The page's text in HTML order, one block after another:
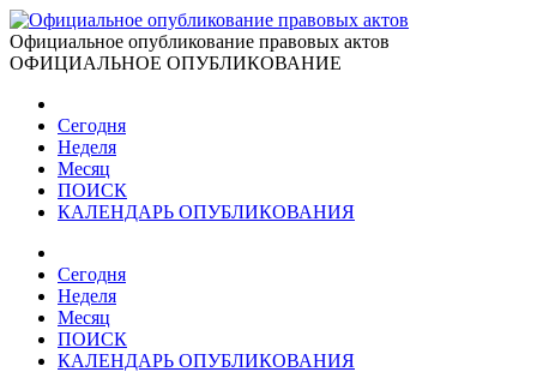
Официальное опубликование правовых актов
ОФИЦИАЛЬНОЕ ОПУБЛИКОВАНИЕ
Сегодня
Неделя
Месяц
ПОИСК
КАЛЕНДАРЬ ОПУБЛИКОВАНИЯ
Сегодня
Неделя
Месяц
ПОИСК
КАЛЕНДАРЬ ОПУБЛИКОВАНИЯ